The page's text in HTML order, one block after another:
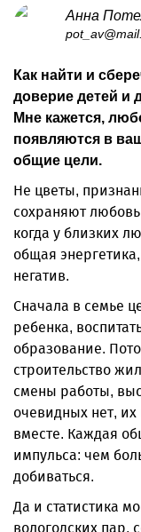
Анна
Как найти и
доверие детей и
Мне кажется,
появляются в
общие цели.
Не цветы,
сохраняют
когда у близких
общая
негатив.
Сначала в семье
ребенка,
образование.
строительство
смены работы,
очевидных нет,
вместе. Каждая
импульса: чем
добиваться.
Да и статистика
вологодских пар,